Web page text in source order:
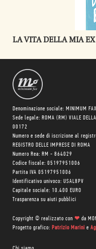
LA VITA DELLA MIA
Denominazione sociale: MINIMUM
Sede legale: ROMA (RM) VIALE
00172
Numero e sede di iscrizione al
REGISTRO DELLE IMPRESE DI ROMA
Numero Rea: RM - 864029
Codice fiscale: 05197951006
Partita IVA 05197951006
Identificativo univoco: USAL8PV
Capitale sociale: 10.400 EURO
Trasparenza su aiuti pubblici
Copyright © realizzato con ❤ da
Progetto grafico: Patrizio Marini e